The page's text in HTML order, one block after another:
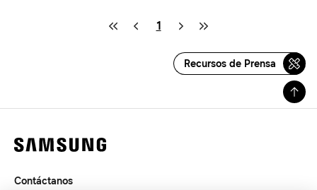
1
Recursos de Prensa
Contáctanos